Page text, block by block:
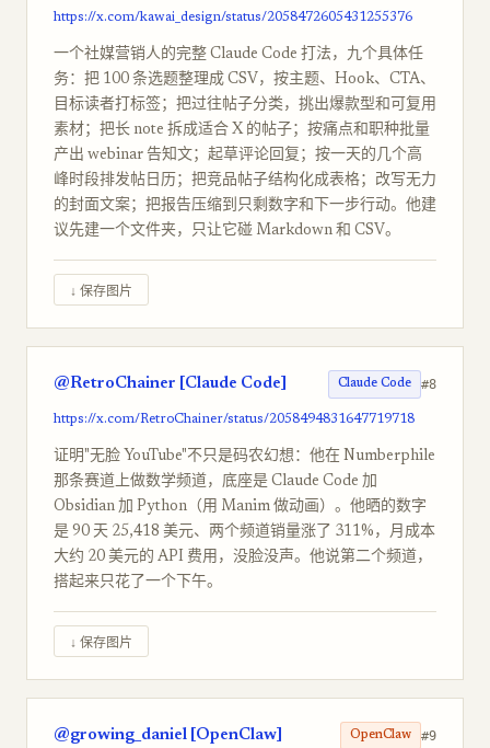
https://x.com/kawai_design/status/2058472605431255376
一个社媒营销人的完整 Claude Code 打法，九个具体任
务：把 100 条选题整理成 CSV，按主题、Hook、CTA、
目标读者打标签；把过往帖子分类，挑出爆款型和可复用
素材；把长 note 拆成适合 X 的帖子；按痛点和职种批量
产出 webinar 告知文；起草评论回复；按一天的几个高
峰时段排发帖日历；把竞品帖子结构化成表格；改写无力
的封面文案；把报告压缩到只剩数字和下一步行动。他建
议先建一个文件夹，只让它碰 Markdown 和 CSV。
↓ 保存图片
@RetroChainer [Claude Code] Claude Code #8
https://x.com/RetroChainer/status/2058494831647719718
证明"无脸 YouTube"不只是码农幻想：他在 Numberphile
那条赛道上做数学频道，底座是 Claude Code 加
Obsidian 加 Python（用 Manim 做动画）。他晒的数字
是 90 天 25,418 美元、两个频道销量涨了 311%，月成本
大约 20 美元的 API 费用，没脸没声。他说第二个频道，
搭起来只花了一个下午。
↓ 保存图片
@growing_daniel [OpenClaw] OpenClaw #9